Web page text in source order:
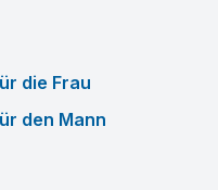
die Frau
den Mann